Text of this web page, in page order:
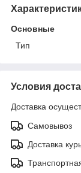
Основные
Тип
Условия
Доставка
Самовывоз
Доставка